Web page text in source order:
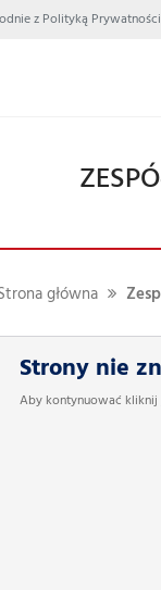
z Polityką
główna
Strony nie
Aby kontynuować kliknij